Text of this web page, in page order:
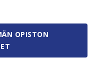
OPISTON